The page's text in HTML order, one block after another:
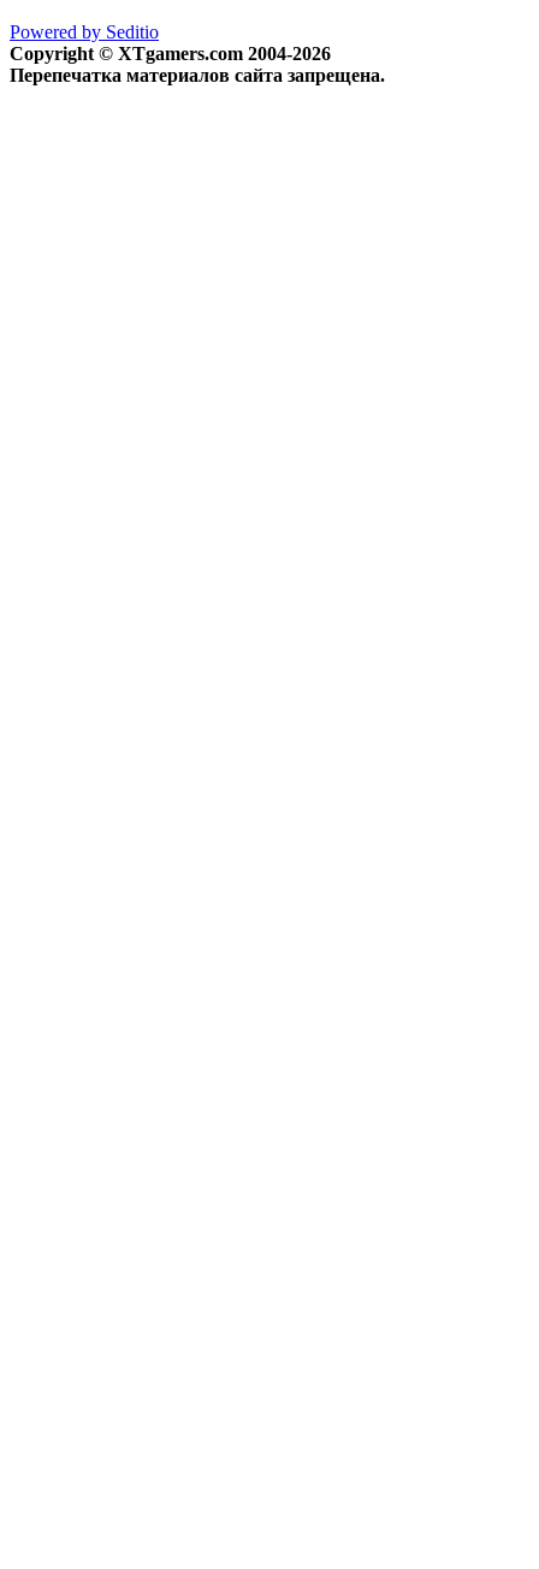
Powered by Seditio
Copyright © XTgamers.com 2004-2026
Перепечатка материалов сайта запрещена.